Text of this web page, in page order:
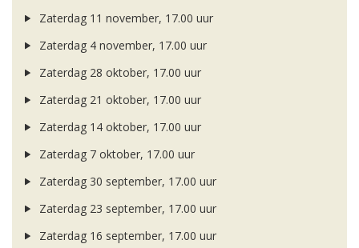
Zaterdag 11 november, 17.00 uur
Zaterdag 4 november, 17.00 uur
Zaterdag 28 oktober, 17.00 uur
Zaterdag 21 oktober, 17.00 uur
Zaterdag 14 oktober, 17.00 uur
Zaterdag 7 oktober, 17.00 uur
Zaterdag 30 september, 17.00 uur
Zaterdag 23 september, 17.00 uur
Zaterdag 16 september, 17.00 uur